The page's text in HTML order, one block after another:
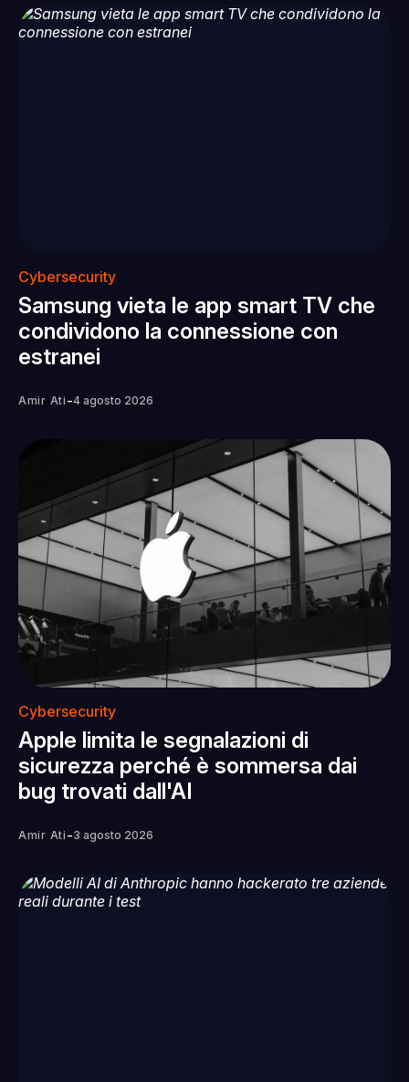
Cybersecurity
Samsung vieta le app smart TV che
condividono la connessione con
estranei
Amir Ati -4 agosto 2026
Cybersecurity
Apple limita le segnalazioni di
sicurezza perché è sommersa dai
bug trovati dall'AI
Amir Ati -3 agosto 2026